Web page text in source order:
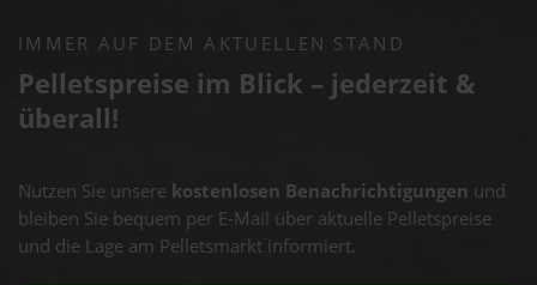
IMMER AUF DEM AKTUELLEN STAND
Pelletspreise im Blick – jederzeit &
überall!
Nutzen Sie unsere kostenlosen Benachrichtigungen und
bleiben Sie bequem per E-Mail über aktuelle Pelletspreise
und die Lage am Pelletsmarkt informiert.